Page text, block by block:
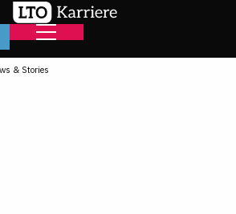
& Stories